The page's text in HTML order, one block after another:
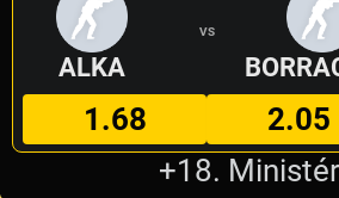
ALKA
VS
1.68 2.05
+18.